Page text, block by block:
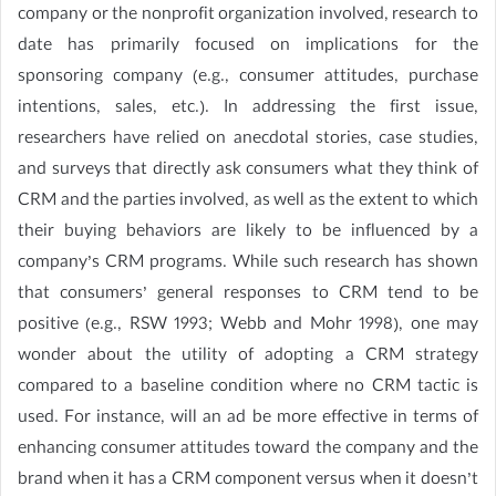
company or the nonprofit organization involved, research to
date has primarily focused on implications for the
sponsoring company (e.g., consumer attitudes, purchase
intentions, sales, etc.). In addressing the first issue,
researchers have relied on anecdotal stories, case studies,
and surveys that directly ask consumers what they think of
CRM and the parties involved, as well as the extent to which
their buying behaviors are likely to be influenced by a
company’s CRM programs. While such research has shown
that consumers’ general responses to CRM tend to be
positive (e.g., RSW 1993; Webb and Mohr 1998), one may
wonder about the utility of adopting a CRM strategy
compared to a baseline condition where no CRM tactic is
used. For instance, will an ad be more effective in terms of
enhancing consumer attitudes toward the company and the
brand when it has a CRM component versus when it doesn’t